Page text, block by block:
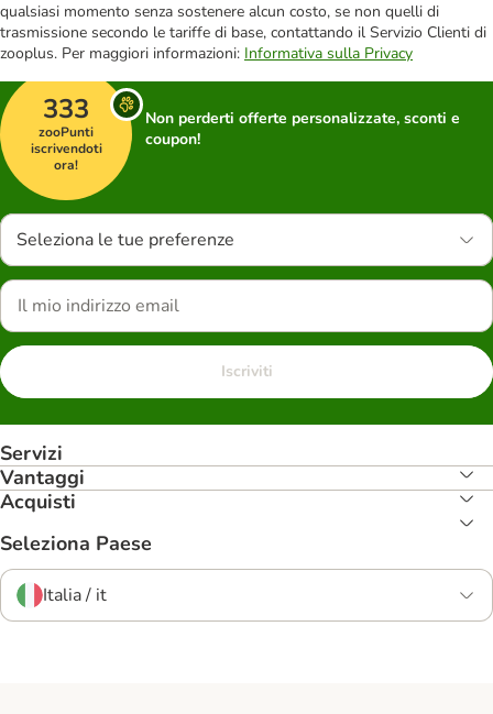
qualsiasi momento senza sostenere alcun costo, se non quelli di
trasmissione secondo le tariffe di base, contattando il Servizio Clienti di
zooplus. Per maggiori informazioni: Informativa sulla Privacy
333
zooPunti
iscrivendoti
ora!
Non perderti offerte personalizzate, sconti e
coupon!
Seleziona le tue preferenze
Iscriviti
Servizi
Vantaggi
Acquisti
Seleziona Paese
Italia / it